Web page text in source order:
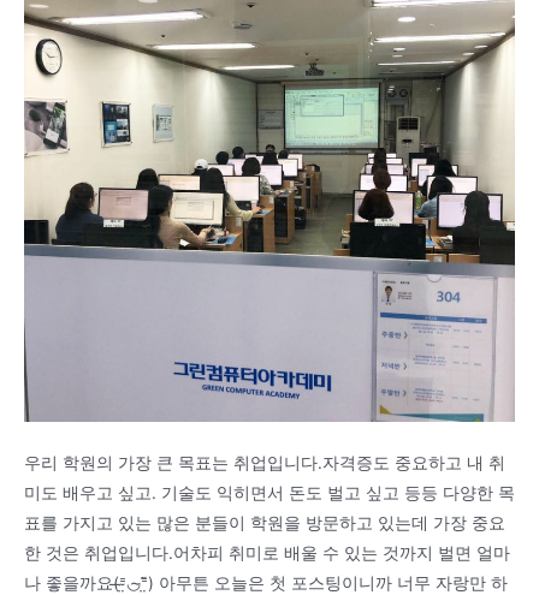
우리 학원의 가장 큰 목표는 취업입니다.자격증도 중요하고 내 취
미도 배우고 싶고. 기술도 익히면서 돈도 벌고 싶고 등등 다양한 목
표를 가지고 있는 많은 분들이 학원을 방문하고 있는데 가장 중요
한 것은 취업입니다.어차피 취미로 배울 수 있는 것까지 벌면 얼마
나 좋을까요(̶⁼̴̤◡̴⁼̤͂) 아무튼 오늘은 첫 포스팅이니까 너무 자랑만 하